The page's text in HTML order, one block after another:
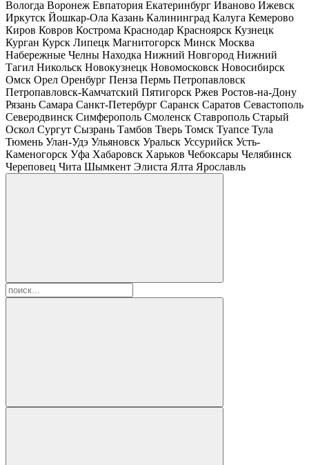
Вологда Воронеж Евпатория Екатеринбург Иваново Ижевск
Иркутск Йошкар-Ола Казань Калининград Калуга Кемерово
Киров Ковров Кострома Краснодар Красноярск Кузнецк
Курган Курск Липецк Магнитогорск Минск Москва
Набережные Челны Находка Нижний Новгород Нижний
Тагил Никольск Новокузнецк Новомосковск Новосибирск
Омск Орел Оренбург Пенза Пермь Петропавловск
Петропавловск-Камчатский Пятигорск Ржев Ростов-на-Дону
Рязань Самара Санкт-Петербург Саранск Саратов Севастополь
Северодвинск Симферополь Смоленск Ставрополь Старый
Оскол Сургут Сызрань Тамбов Тверь Томск Туапсе Тула
Тюмень Улан-Удэ Ульяновск Уральск Уссурийск Усть-
Каменогорск Уфа Хабаровск Харьков Чебоксары Челябинск
Череповец Чита Шымкент Элиста Ялта Ярославль